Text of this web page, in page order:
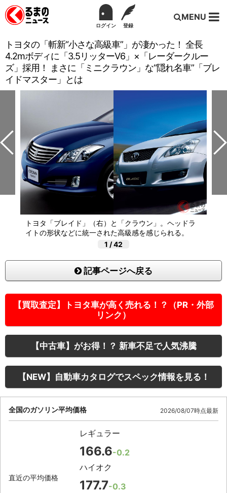
ログイン 登録
MENU
トヨタの「斬新“小さな高級車”」が凄かった！ 全長
4.2mボディに「3.5リッターV6」×「レーダークルー
ズ」採用！ まさに「ミニクラウン」な“隠れ名車”「ブレ
イドマスター」とは
トヨタ「ブレイド」（右）と「クラウン」。ヘッドラ
イトの形状などに統一された高級感を感じられる。
1 /42
記事ページへ戻る
【買取査定】トヨタ車が高く売れる！？（PR・外部
リンク）
【中古車】がお得！？ 新車不足で人気沸騰
【NEW】自動車カタログでスペック情報を見る！
全国のガソリン平均価格 2026/08/07時点最新
直近の平均価格
レギュラー
166.6-0.2
ハイオク
177.7-0.3